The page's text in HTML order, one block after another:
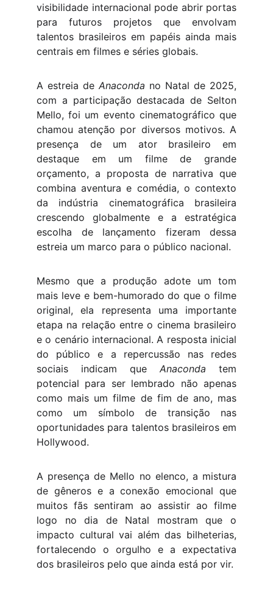
visibilidade internacional pode abrir portas
para futuros projetos que envolvam
talentos brasileiros em papéis ainda mais
centrais em filmes e séries globais.
A estreia de Anaconda no Natal de 2025,
com a participação destacada de Selton
Mello, foi um evento cinematográfico que
chamou atenção por diversos motivos. A
presença de um ator brasileiro em
destaque em um filme de grande
orçamento, a proposta de narrativa que
combina aventura e comédia, o contexto
da indústria cinematográfica brasileira
crescendo globalmente e a estratégica
escolha de lançamento fizeram dessa
estreia um marco para o público nacional.
Mesmo que a produção adote um tom
mais leve e bem-humorado do que o filme
original, ela representa uma importante
etapa na relação entre o cinema brasileiro
e o cenário internacional. A resposta inicial
do público e a repercussão nas redes
sociais indicam que Anaconda tem
potencial para ser lembrado não apenas
como mais um filme de fim de ano, mas
como um símbolo de transição nas
oportunidades para talentos brasileiros em
Hollywood.
A presença de Mello no elenco, a mistura
de gêneros e a conexão emocional que
muitos fãs sentiram ao assistir ao filme
logo no dia de Natal mostram que o
impacto cultural vai além das bilheterias,
fortalecendo o orgulho e a expectativa
dos brasileiros pelo que ainda está por vir.